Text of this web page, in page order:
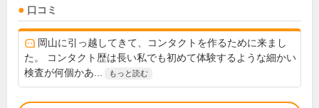
口コミ
岡山に引っ越してきて、コンタクトを作るために来まし
た。 コンタクト歴は長い私でも初めて体験するような細かい
検査が何個かあ...
もっと読む